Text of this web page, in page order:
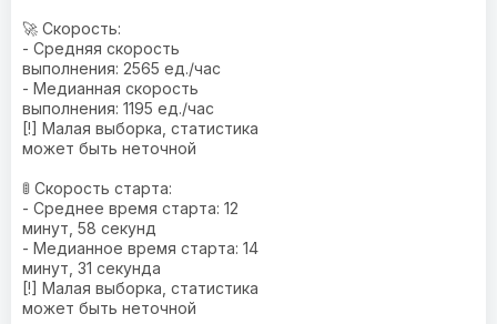
🚀 Скорость:
- Средняя скорость
выполнения: 2565 ед./час
- Медианная скорость
выполнения: 1195 ед./час
[!] Малая выборка, статистика
может быть неточной
🚦 Скорость старта:
- Среднее время старта: 12
минут, 58 секунд
- Медианное время старта: 14
минут, 31 секунда
[!] Малая выборка, статистика
может быть неточной